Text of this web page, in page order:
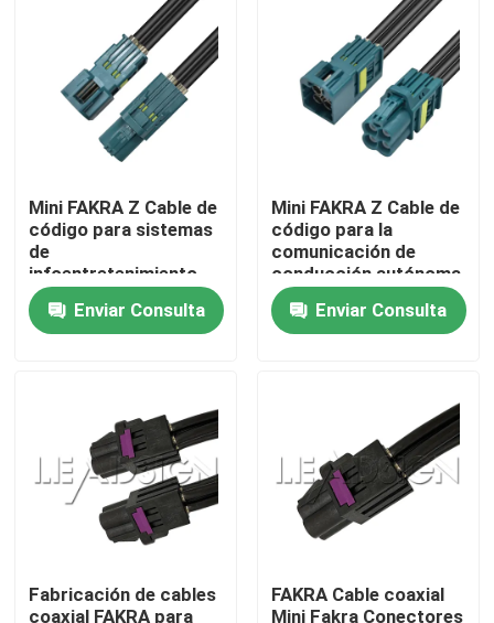
Productos
Vídeos
Tour por la fábrica
Control de calidad
Solicitar presupuesto
Conector de FAKRA HSD
Conector del PWB de FAKRA
Mini FAKRA Z Cable de
código para sistemas
de
infoentretenimiento
fiables en el vehículo
Enviar Consulta
Mini FAKRA Z Cable de
código para la
comunicación de
conducción autónoma
de alta velocidad
Enviar Consulta
Fabricación de cables
coaxial FAKRA para
FAKRA Cable coaxial
Mini Fakra Conectores